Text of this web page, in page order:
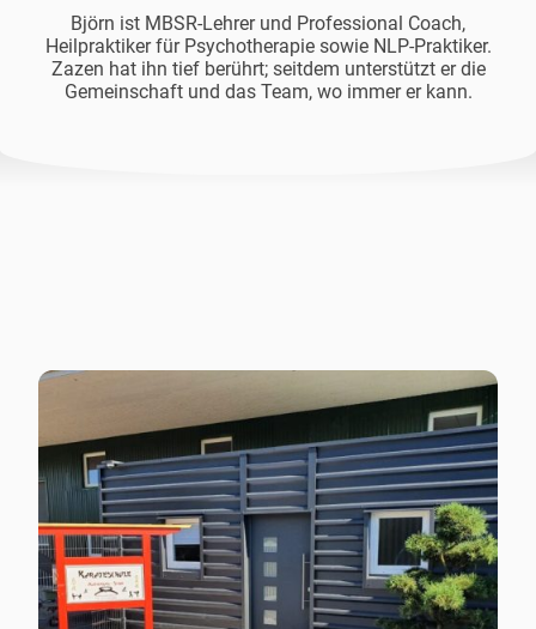
Björn ist MBSR-Lehrer und Professional Coach,
Heilpraktiker für Psychotherapie sowie NLP-Praktiker.
Zazen hat ihn tief berührt; seitdem unterstützt er die
Gemeinschaft und das Team, wo immer er kann.